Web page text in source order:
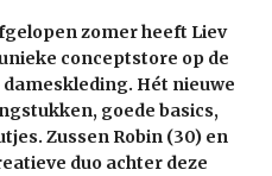
zomer heeft Liev
conceptstore op de
Hét nieuwe
goede basics,
Zussen Robin (30) en
duo achter deze